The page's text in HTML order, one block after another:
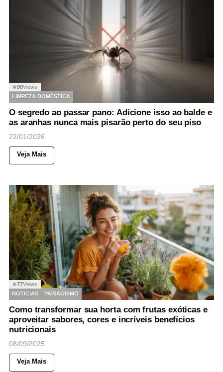
◉90Views
LIMPEZA DOMÉSTICA
O segredo ao passar pano: Adicione isso ao balde e
as aranhas nunca mais pisarão perto do seu piso
22/01/2026
Veja Mais
◉77Views
NOTICIAS
PAISAGISMO
Como transformar sua horta com frutas exóticas e
aproveitar sabores, cores e incríveis benefícios
nutricionais
08/09/2025
Veja Mais